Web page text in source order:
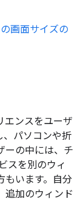
画面サイズの
エンスをユーザ
、パソコンや折
ーの中には、チ
スを別のウィ
もいます。自分
追加のウィンド